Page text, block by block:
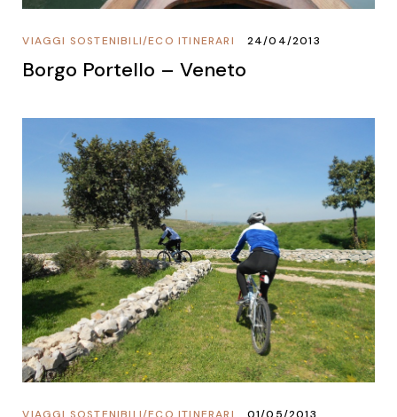
ECO ITINERARI
/
VIAGGI SOSTENIBILI 24/04/2013
Borgo Portello – Veneto
ECO ITINERARI
/
VIAGGI SOSTENIBILI 01/05/2013